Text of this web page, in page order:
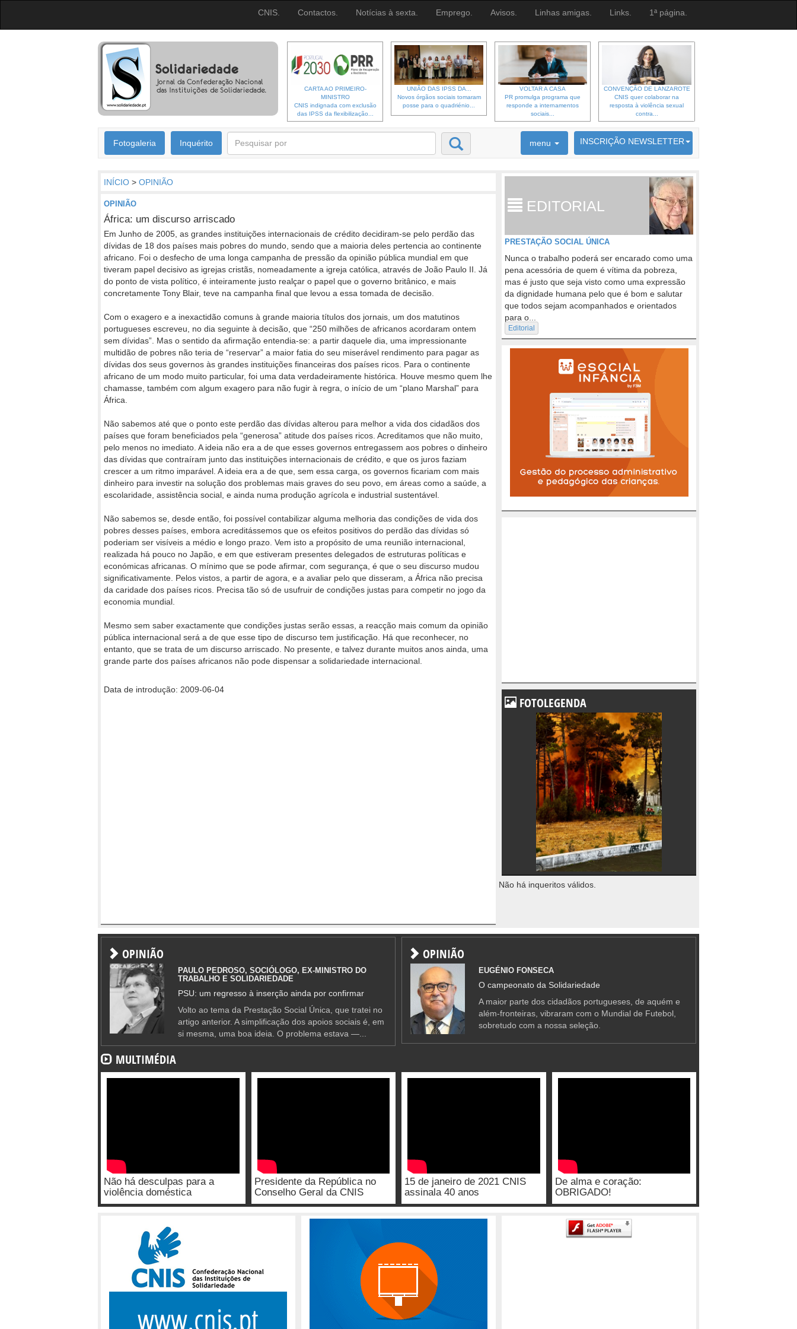
CNIS. Contactos. Notícias à sexta. Emprego. Avisos. Linhas amigas. Links. 1ª página.
CARTA AO PRIMEIRO-
MINISTRO
CNIS indignada com exclusão
das IPSS da flexibilização...
UNIÃO DAS IPSS DA...
Novos órgãos sociais tomaram
posse para o quadriénio...
VOLTAR A CASA
PR promulga programa que
responde a internamentos
sociais...
CONVENÇÃO DE LANZAROTE
CNIS quer colaborar na
resposta à violência sexual
contra...
Fotogaleria Inquérito menu INSCRIÇÃO NEWSLETTER
6692 membros inscritos
INÍCIO > OPINIÃO
OPINIÃO
África: um discurso arriscado
Em Junho de 2005, as grandes instituições internacionais de crédito decidiram-se pelo perdão das
dívidas de 18 dos países mais pobres do mundo, sendo que a maioria deles pertencia ao continente
africano. Foi o desfecho de uma longa campanha de pressão da opinião pública mundial em que
tiveram papel decisivo as igrejas cristãs, nomeadamente a igreja católica, através de João Paulo II. Já
do ponto de vista político, é inteiramente justo realçar o papel que o governo britânico, e mais
concretamente Tony Blair, teve na campanha final que levou a essa tomada de decisão.
Com o exagero e a inexactidão comuns à grande maioria títulos dos jornais, um dos matutinos
portugueses escreveu, no dia seguinte à decisão, que “250 milhões de africanos acordaram ontem
sem dívidas”. Mas o sentido da afirmação entendia-se: a partir daquele dia, uma impressionante
multidão de pobres não teria de “reservar” a maior fatia do seu miserável rendimento para pagar as
dívidas dos seus governos às grandes instituições financeiras dos países ricos. Para o continente
africano de um modo muito particular, foi uma data verdadeiramente histórica. Houve mesmo quem lhe
chamasse, também com algum exagero para não fugir à regra, o início de um “plano Marshal” para
África.
Não sabemos até que o ponto este perdão das dívidas alterou para melhor a vida dos cidadãos dos
países que foram beneficiados pela “generosa” atitude dos países ricos. Acreditamos que não muito,
pelo menos no imediato. A ideia não era a de que esses governos entregassem aos pobres o dinheiro
das dívidas que contraíram junto das instituições internacionais de crédito, e que os juros faziam
crescer a um ritmo imparável. A ideia era a de que, sem essa carga, os governos ficariam com mais
dinheiro para investir na solução dos problemas mais graves do seu povo, em áreas como a saúde, a
escolaridade, assistência social, e ainda numa produção agrícola e industrial sustentável.
Não sabemos se, desde então, foi possível contabilizar alguma melhoria das condições de vida dos
pobres desses países, embora acreditássemos que os efeitos positivos do perdão das dívidas só
poderiam ser visíveis a médio e longo prazo. Vem isto a propósito de uma reunião internacional,
realizada há pouco no Japão, e em que estiveram presentes delegados de estruturas políticas e
económicas africanas. O mínimo que se pode afirmar, com segurança, é que o seu discurso mudou
significativamente. Pelos vistos, a partir de agora, e a avaliar pelo que disseram, a África não precisa
da caridade dos países ricos. Precisa tão só de usufruir de condições justas para competir no jogo da
economia mundial.
Mesmo sem saber exactamente que condições justas serão essas, a reacção mais comum da opinião
pública internacional será a de que esse tipo de discurso tem justificação. Há que reconhecer, no
entanto, que se trata de um discurso arriscado. No presente, e talvez durante muitos anos ainda, uma
grande parte dos países africanos não pode dispensar a solidariedade internacional.
Data de introdução: 2009-06-04
EDITORIAL
PRESTAÇÃO SOCIAL ÚNICA
Nunca o trabalho poderá ser encarado como uma
pena acessória de quem é vítima da pobreza,
mas é justo que seja visto como uma expressão
da dignidade humana pelo que é bom e salutar
que todos sejam acompanhados e orientados
para o...
Editorial
FOTOLEGENDA
Não há inqueritos válidos.
OPINIÃO
PAULO PEDROSO, SOCIÓLOGO, EX-MINISTRO DO
TRABALHO E SOLIDARIEDADE
PSU: um regresso à inserção ainda por confirmar
Volto ao tema da Prestação Social Única, que tratei no
artigo anterior. A simplificação dos apoios sociais é, em
si mesma, uma boa ideia. O problema estava —...
OPINIÃO
EUGÉNIO FONSECA
O campeonato da Solidariedade
A maior parte dos cidadãos portugueses, de aquém e
além-fronteiras, vibraram com o Mundial de Futebol,
sobretudo com a nossa seleção.
MULTIMÉDIA
Não há desculpas para a
violência doméstica
Presidente da República no
Conselho Geral da CNIS
15 de janeiro de 2021 CNIS
assinala 40 anos
De alma e coração:
OBRIGADO!